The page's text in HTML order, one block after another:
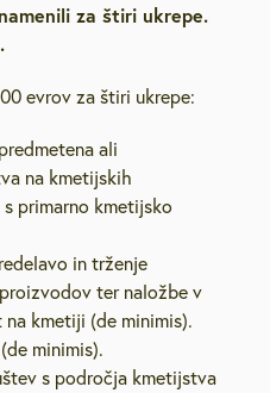
za štiri ukrepe.
evrov za štiri ukrepe:
ali
na kmetijskih
primarno kmetijsko
in trženje
ter naložbe v
kmetiji (de minimis).
minimis).
s področja kmetijstva